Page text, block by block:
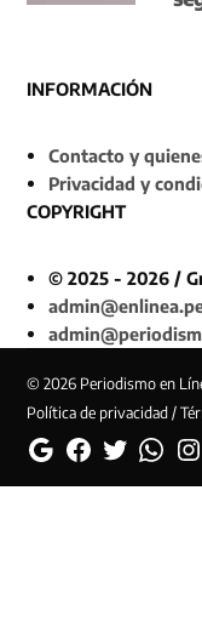
INFORMACIÓN
Contacto y
Privacidad y
COPYRIGHT
© 2025 - 2026 /
© 2026 Periodismo en
Política de privacidad /
GoogleFacebookTwitterWhatsapp